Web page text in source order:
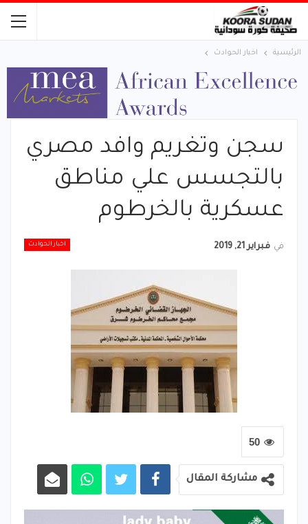
الرئيسية اخبار الحوادث
سجن وتغريم وافد مصري
بالتجسس علي مناطق
عسكرية بالخرطوم
اخبار الحوادث في فبراير 21, 2019
50
مشاركة المقال